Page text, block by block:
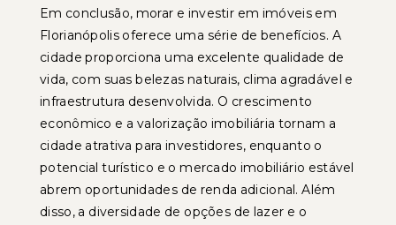
Em conclusão, morar e investir em imóveis em
Florianópolis oferece uma série de benefícios. A
cidade proporciona uma excelente qualidade de
vida, com suas belezas naturais, clima agradável e
infraestrutura desenvolvida. O crescimento
econômico e a valorização imobiliária tornam a
cidade atrativa para investidores, enquanto o
potencial turístico e o mercado imobiliário estável
abrem oportunidades de renda adicional. Além
disso, a diversidade de opções de lazer e o